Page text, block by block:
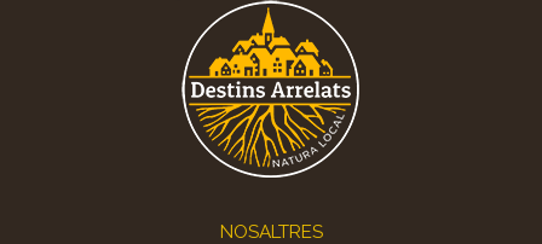
NOSALTRES